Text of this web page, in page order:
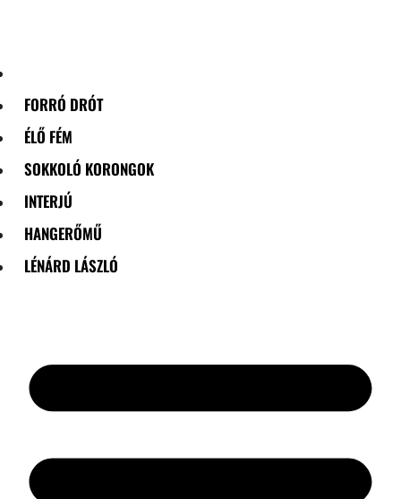
FORRÓ DRÓT
ÉLŐ FÉM
SOKKOLÓ KORONGOK
INTERJÚ
HANGERŐMŰ
LÉNÁRD LÁSZLÓ